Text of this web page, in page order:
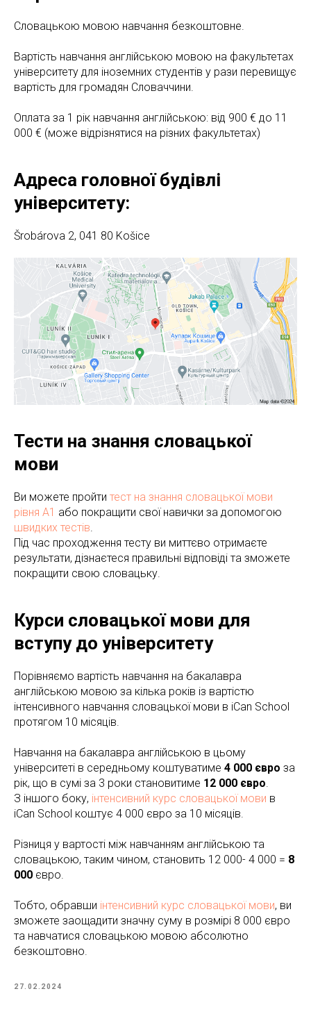
Словацькою мовою навчання безкоштовне.
Вартість навчання англійською мовою на факультетах
університету для іноземних студентів у рази перевищує
вартість для громадян Словаччини.
Оплата за 1 рік навчання англійською: від 900 € до 11
000 € (може відрізнятися на різних факультетах)
Адреса головної будівлі
університету:
Šrobárova 2, 041 80 Košice
Тести на знання словацької
мови
Ви можете пройти тест на знання словацької мови
рівня А1 або покращити свої навички за допомогою
швидких тестів.
Під час проходження тесту ви миттєво отримаєте
результати, дізнаєтеся правильні відповіді та зможете
покращити свою словацьку.
Курси словацької мови для
вступу до університету
Порівняємо вартість навчання на бакалавра
англійською мовою за кілька років із вартістю
інтенсивного навчання словацької мови в iCan School
протягом 10 місяців.
Навчання на бакалавра англійською в цьому
університеті в середньому коштуватиме 4 000 євро за
рік, що в сумі за 3 роки становитиме 12 000 євро.
З іншого боку, інтенсивний курс словацької мови в
iCan School коштує 4 000 євро за 10 місяців.
Різниця у вартості між навчанням англійською та
словацькою, таким чином, становить 12 000- 4 000 = 8
000 євро.
Тобто, обравши інтенсивний курс словацької мови, ви
зможете заощадити значну суму в розмірі 8 000 євро
та навчатися словацькою мовою абсолютно
безкоштовно.
27.02.2024